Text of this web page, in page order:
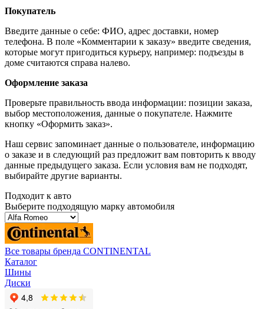
Покупатель
Введите данные о себе: ФИО, адрес доставки, номер
телефона. В поле «Комментарии к заказу» введите сведения,
которые могут пригодиться курьеру, например: подъезды в
доме считаются справа налево.
Оформление заказа
Проверьте правильность ввода информации: позиции заказа,
выбор местоположения, данные о покупателе. Нажмите
кнопку «Оформить заказ».
Наш сервис запоминает данные о пользователе, информацию
о заказе и в следующий раз предложит вам повторить к вводу
данные предыдущего заказа. Если условия вам не подходят,
выбирайте другие варианты.
Подходит к авто
Выберите подходящую марку автомобиля
Все товары бренда CONTINENTAL
Каталог
Шины
Диски